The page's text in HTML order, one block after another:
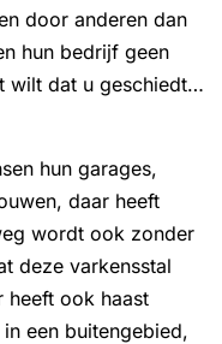
door anderen dan
hun bedrijf geen
wilt dat u geschiedt…
hun garages,
daar heeft
wordt ook zonder
deze varkensstal
ook haast
een buitengebied,